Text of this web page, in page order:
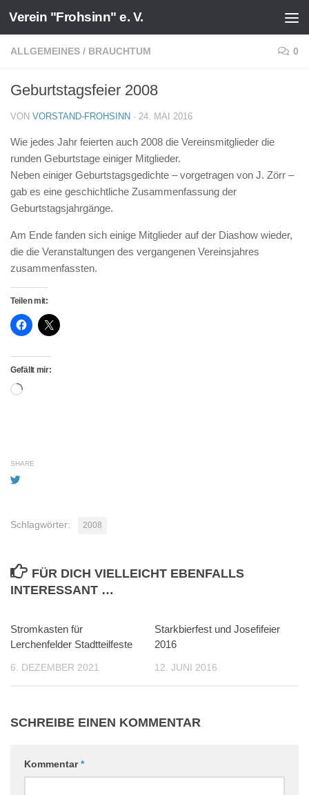
Zum Inhalt springen
Verein "Frohsinn" e. V.
ALLGEMEINES / BRAUCHTUM 0
Geburtstagsfeier 2008
VON VORSTAND-FROHSINN · 24. MAI 2016
Wie jedes Jahr feierten auch 2008 die Vereinsmitglieder die
runden Geburtstage einiger Mitglieder.
Neben einiger Geburtstagsgedichte – vorgetragen von J. Zörr –
gab es eine geschichtliche Zusammenfassung der
Geburtstagsjahrgänge.
Am Ende fanden sich einige Mitglieder auf der Diashow wieder,
die die Veranstaltungen des vergangenen Vereinsjahres
zusammenfassten.
Teilen mit:
Gefällt mir:
Wird
SHARE
Schlagwörter: 2008
FÜR DICH VIELLEICHT EBENFALLS
INTERESSANT …
Stromkasten für
Lerchenfelder Stadtteilfeste
6. DEZEMBER 2021
Starkbierfest und Josefifeier
2016
12. JUNI 2016
SCHREIBE EINEN KOMMENTAR
Kommentar*